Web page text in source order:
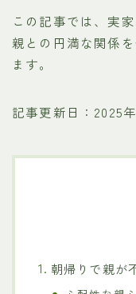
この記事では、実
親との円満な関係
ます。
記事更新日：2025年
朝帰りで親が